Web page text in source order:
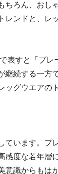
ちろん、おし
レンドと、レ
表すと「プレ
続する一方
ッグウエアの
ています。プ
度な若年層
意識からもは